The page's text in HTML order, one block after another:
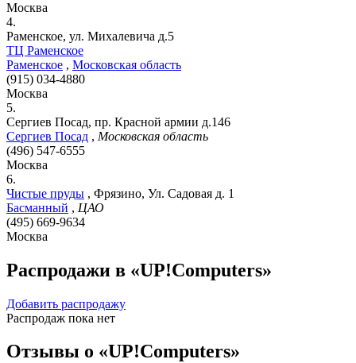
Москва
4.
Раменское, ул. Михалевича д.5
ТЦ Раменское
Раменское , Московская область
(915) 034-4880
Москва
5.
Сергиев Посад, пр. Красной армии д.146
Сергиев Посад , Московская область
(496) 547-6555
Москва
6.
Чистые пруды , Фрязино, Ул. Садовая д. 1
Басманный , ЦАО
(495) 669-9634
Москва
Распродажи в «UP!Computers»
Добавить распродажу
Распродаж пока нет
Отзывы о «UP!Computers»